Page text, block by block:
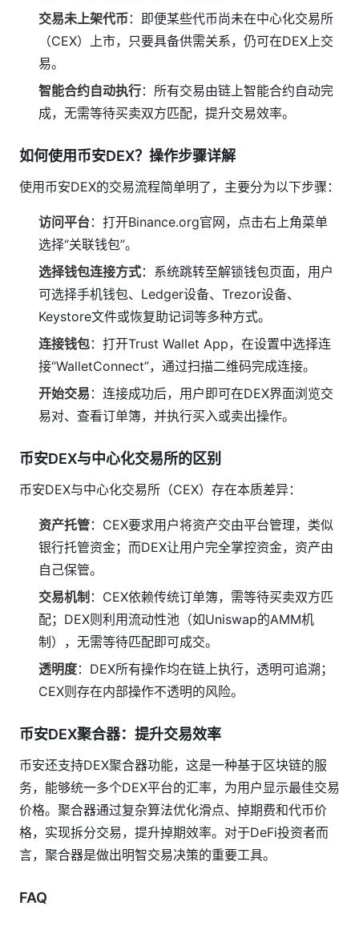
交易未上架代币：即便某些代币尚未在中心化交易所
（CEX）上市，只要具备供需关系，仍可在DEX上交
易。
智能合约自动执行：所有交易由链上智能合约自动完
成，无需等待买卖双方匹配，提升交易效率。
如何使用币安DEX？操作步骤详解
使用币安DEX的交易流程简单明了，主要分为以下步骤：
访问平台：打开Binance.org官网，点击右上角菜单
选择“关联钱包”。
选择钱包连接方式：系统跳转至解锁钱包页面，用户
可选择手机钱包、Ledger设备、Trezor设备、
Keystore文件或恢复助记词等多种方式。
连接钱包：打开Trust Wallet App，在设置中选择连
接“WalletConnect”，通过扫描二维码完成连接。
开始交易 ：连接成功后，用户即可在DEX界面浏览交
易对、查看订单簿，并执行买入或卖出操作。
币安DEX与中心化交易所的区别
币安DEX与中心化交易所（CEX）存在本质差异：
资产托管：CEX要求用户将资产交由平台管理，类似
银行托管资金；而DEX让用户完全掌控资金，资产由
自己保管。
交易机制 ：CEX依赖传统订单簿，需等待买卖双方匹
配；DEX则利用流动性池（如Uniswap的AMM机
制），无需等待匹配即可成交。
透明度：DEX所有操作均在链上执行，透明可追溯；
CEX则存在内部操作不透明的风险。
币安DEX聚合器：提升交易效率
币安还支持DEX聚合器功能，这是一种基于区块链的服
务，能够统一多个DEX平台的汇率，为用户显示最佳交易
价格。聚合器通过复杂算法优化滑点、掉期费和代币价
格，实现拆分交易，提升掉期效率。对于DeFi投资者而
言，聚合器是做出明智交易决策的重要工具。
FAQ